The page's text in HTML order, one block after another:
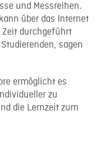
und Messreihen.
über das Internet
durchgeführt
sagen
ermöglicht es
zu
die Lernzeit zum